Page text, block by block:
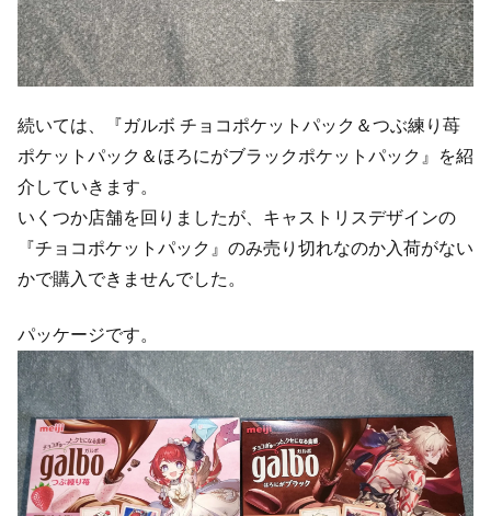
続いては、『ガルボ チョコポケットパック＆つぶ練り苺
ポケットパック＆ほろにがブラックポケットパック』を紹
介していきます。
いくつか店舗を回りましたが、キャストリスデザインの
『チョコポケットパック』のみ売り切れなのか入荷がない
かで購入できませんでした。
パッケージです。